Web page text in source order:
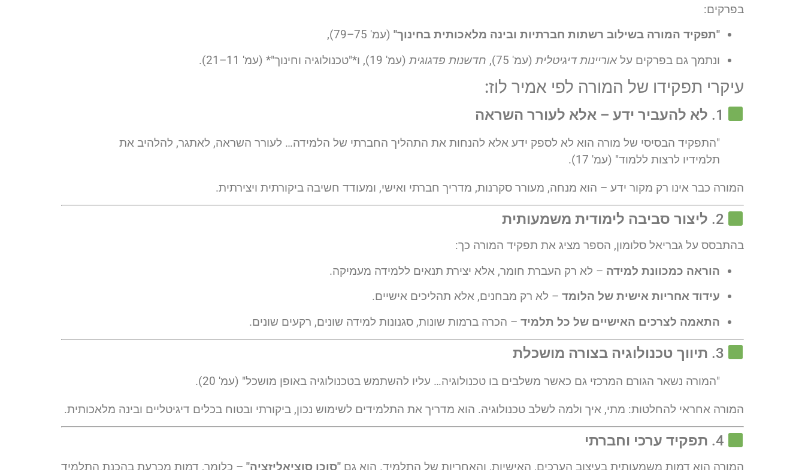
בפרקים:
"תפקיד המורה בשילוב רשתות חברתיות ובינה מלאכותית בחינוך" (עמ' 75–79),
ונתמך גם בפרקים על אוריינות דיגיטלית(עמ' 75), חדשנות פדגוגית(עמ' 19), ו*"טכנולוגיה וחינוך"* (עמ' 11–21).
עיקרי תפקידו של המורה לפי אמיר לוז:
לא להעביר ידע – אלא לעורר השראה
"התפקיד הבסיסי של מורה הוא לא לספק ידע אלא להנחות את התהליך החברתי של הלמידה… לעורר השראה, לאתגר, להלהיב את
תלמידיו לרצות ללמוד" (עמ' 17).
המורה כבר אינו רק מקור ידע – הוא מנחה, מעורר סקרנות, מדריך חברתי ואישי, ומעודד חשיבה ביקורתית ויצירתית.
ליצור סביבה לימודית משמעותית
בהתבסס על גבריאל סלומון, הספר מציג את תפקיד המורה כך:
הוראה כמכוונת למידה – לא רק העברת חומר, אלא יצירת תנאים ללמידה מעמיקה.
עידוד אחריות אישית של הלומד – לא רק מבחנים, אלא תהליכים אישיים.
התאמה לצרכים האישיים של כל תלמיד – הכרה ברמות שונות, סגנונות למידה שונים, רקעים שונים.
תיווך טכנולוגיה בצורה מושכלת
"המורה נשאר הגורם המרכזי גם כאשר משלבים בו טכנולוגיה… עליו להשתמש בטכנולוגיה באופן מושכל" (עמ' 20).
המורה אחראי להחלטות: מתי, איך ולמה לשלב טכנולוגיה. הוא מדריך את התלמידים לשימוש נכון, ביקורתי ובטוח בכלים דיגיטליים ובינה מלאכותית.
תפקיד ערכי וחברתי
המורה הוא דמות משמעותית בעיצוב הערכים, האישיות, והאחריות של התלמיד. הוא גם "סוכן סוציאליזציה" – כלומר, דמות מכרעת בהכנת התלמיד